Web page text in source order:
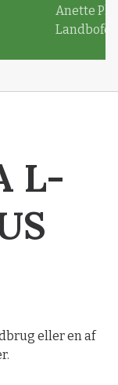
Anette
L-
eller en af